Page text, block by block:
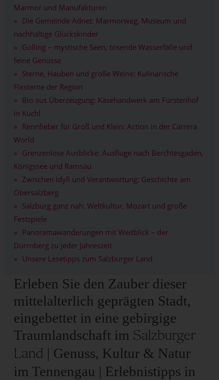
Marmor und Manufakturen
Die Gemeinde Adnet: Marmorweg, Museum und
nachhaltige Glückskinder
Golling – mystische Seen, tosende Wasserfälle und
feine Genüsse
Sterne, Hauben und große Weine: Kulinarische
Fixsterne der Region
Bio aus Überzeugung: Käsehandwerk am Fürstenhof
in Kuchl
Rennfieber für Groß und Klein: Action in der Carrera
World
Grenzenlose Ausblicke: Ausflüge nach Berchtesgaden,
Königssee und Ramsau
Zwischen Idyll und Verantwortung: Geschichte am
Obersalzberg
Salzburg ganz nah: Weltkultur, Mozart und große
Festspiele
Panoramawanderungen mit Weitblick – der
Dürrnberg zu jeder Jahreszeit
Unsere Lesetipps zum Salzburger Land
Erleben Sie den Zauber dieser
mittelalterlich geprägten Stadt,
eingebettet in eine gebirgige
Traumlandschaft im Salzburger
Land | Genuss, Kultur & Natur
im Tennengau | Erlebnistipps in